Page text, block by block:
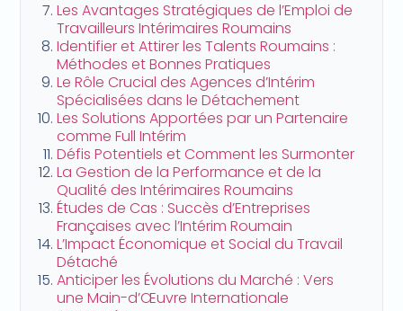
Les Avantages Stratégiques de l’Emploi de
Travailleurs Intérimaires Roumains
Identifier et Attirer les Talents Roumains :
Méthodes et Bonnes Pratiques
Le Rôle Crucial des Agences d’Intérim
Spécialisées dans le Détachement
Les Solutions Apportées par un Partenaire
comme Full Intérim
Défis Potentiels et Comment les Surmonter
La Gestion de la Performance et de la
Qualité des Intérimaires Roumains
Études de Cas : Succès d’Entreprises
Françaises avec l’Intérim Roumain
L’Impact Économique et Social du Travail
Détaché
Anticiper les Évolutions du Marché : Vers
une Main-d’Œuvre Internationale